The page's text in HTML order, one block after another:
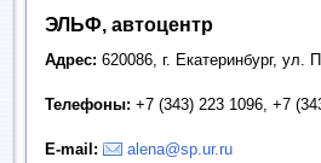
ЭЛЬФ, автоцентр
Адрес: 620086, г. Екатеринбург, ул.
Телефоны: +7 (343) 223 1096, +7
E-mail: alena@sp.ur.ru